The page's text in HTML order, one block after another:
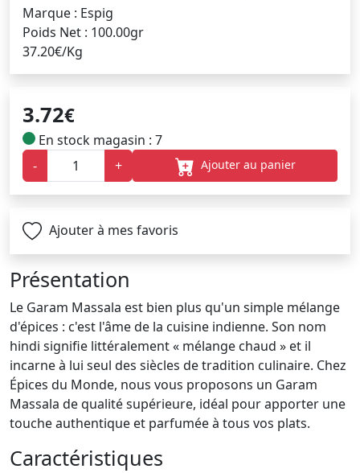
Marque : Espig
Poids Net : 100.00gr
37.20€/Kg
3.72€
En stock magasin : 7
-
+ Ajouter au panier
Ajouter à mes favoris
Présentation
Le Garam Massala est bien plus qu'un simple mélange
d'épices : c'est l'âme de la cuisine indienne. Son nom
hindi signifie littéralement « mélange chaud » et il
incarne à lui seul des siècles de tradition culinaire. Chez
Épices du Monde, nous vous proposons un Garam
Massala de qualité supérieure, idéal pour apporter une
touche authentique et parfumée à tous vos plats.
Caractéristiques